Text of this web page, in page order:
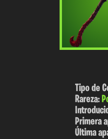
Tipo de
Rareza:
Primera
Última